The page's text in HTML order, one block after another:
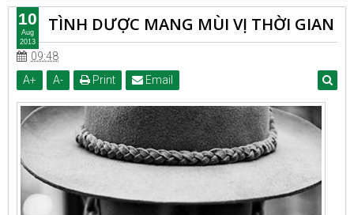
LIFESTYLE
LOVEnSEX TÌNH DƯỢC MANG MÙI VỊ THỜI GIAN
TÌNH DƯỢC MANG MÙI VỊ THỜI GIAN
09:48
A+ A- Print Email
10
Aug
2013